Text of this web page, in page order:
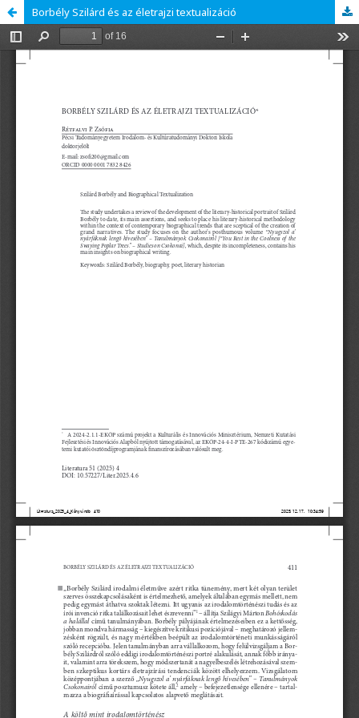
Borbély Szilárd és az életrajzi textualizáció